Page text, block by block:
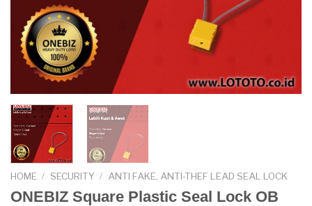
HOME / SECURITY / ANTI FAKE, ANTI-THEF LEAD SEAL LOCK
ONEBIZ Square Plastic Seal Lock OB